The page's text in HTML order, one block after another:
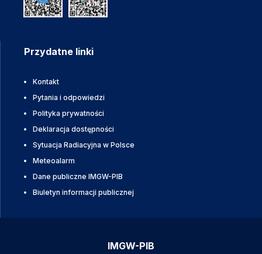
Przydatne linki
Kontakt
Pytania i odpowiedzi
Polityka prywatności
Deklaracja dostępności
Sytuacja Radiacyjna w Polsce
Meteoalarm
Dane publiczne IMGW-PIB
Biuletyn informacji publicznej
IMGW-PIB